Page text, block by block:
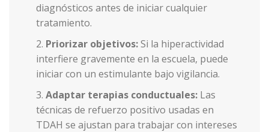
diagnósticos antes de iniciar cualquier
tratamiento.
Priorizar objetivos:Si la hiperactividad
interfiere gravemente en la escuela, puede
iniciar con un estimulante bajo vigilancia.
Adaptar terapias conductuales: Las
técnicas de refuerzo positivo usadas en
TDAH se ajustan para trabajar con intereses